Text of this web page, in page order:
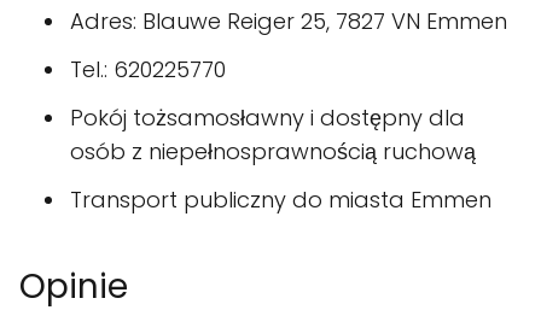
Adres: Blauwe Reiger 25, 7827 VN Emmen
Tel.: 620225770
Pokój tożsamosławny i dostępny dla
osób z niepełnosprawnością ruchową
Transport publiczny do miasta Emmen
Opinie